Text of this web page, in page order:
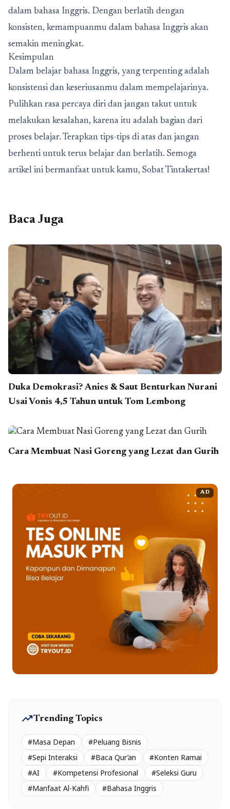
dalam bahasa Inggris. Dengan berlatih dengan
konsisten, kemampuanmu dalam bahasa Inggris akan
semakin meningkat.
Kesimpulan
Dalam belajar bahasa Inggris, yang terpenting adalah
konsistensi dan keseriusanmu dalam mempelajarinya.
Pulihkan rasa percaya diri dan jangan takut untuk
melakukan kesalahan, karena itu adalah bagian dari
proses belajar. Terapkan tips-tips di atas dan jangan
berhenti untuk terus belajar dan berlatih. Semoga
artikel ini bermanfaat untuk kamu, Sobat Tintakertas!
Baca Juga
Duka Demokrasi? Anies & Saut Benturkan Nurani
Usai Vonis 4,5 Tahun untuk Tom Lembong
Cara Membuat Nasi Goreng yang Lezat dan Gurih
AD
trending_upTrending Topics
#Masa Depan
#Peluang Bisnis
#Sepi Interaksi
#Baca Qur’an
#Konten Ramai
#AI
#Kompetensi Profesional
#Seleksi Guru
#Manfaat Al-Kahfi
#Bahasa Inggris